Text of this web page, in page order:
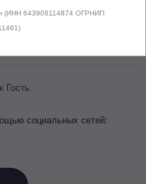
Гость.
социальных сетей:
(ИНН 643908114874 ОГРНИП